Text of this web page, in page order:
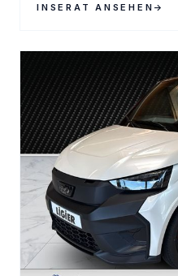
INSERAT ANSEHEN →